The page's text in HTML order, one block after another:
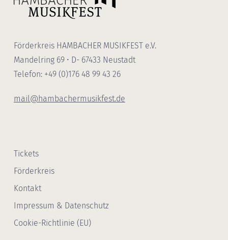
Förderkreis HAMBACHER MUSIKFEST e.V.
Mandelring 69 • D- 67433 Neustadt
Telefon: +49 (0)176 48 99 43 26
mail@hambachermusikfest.de
Tickets
Förderkreis
Kontakt
Impressum & Datenschutz
Cookie-Richtlinie (EU)